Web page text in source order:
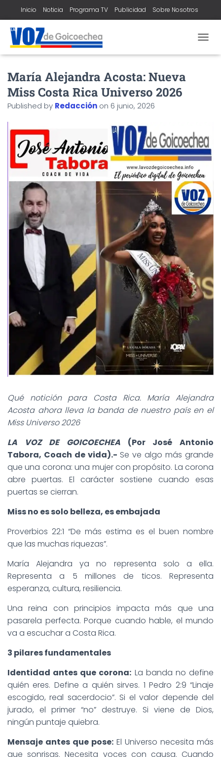
Inicio Noticia Programa TV Publicidad Sobre Nosotros
O
G
A
T
O
N
María Alejandra Acosta: Nueva
Miss Costa Rica Universo 2026
Published by Redacción on 6 junio, 2026
Qué notición para Costa Rica. María Alejandra
Acosta ahora lleva la banda de nuestro país en el
Miss Universo 2026
LA VOZ DE GOICOECHEA (Por José Antonio
Tabora, Coach de vida).- Se ve algo más grande
que una corona: una mujer con propósito. La corona
abre puertas. El carácter sostiene cuando esas
puertas se cierran.
Miss no es solo belleza, es embajada
Proverbios 22:1 “De más estima es el buen nombre
que las muchas riquezas”.
María Alejandra ya no representa solo a ella.
Representa a 5 millones de ticos. Representa
esperanza, cultura, resiliencia.
Una reina con principios impacta más que una
pasarela perfecta. Porque cuando hable, el mundo
va a escuchar a Costa Rica.
3 pilares fundamentales
Identidad antes que corona: La banda no define
quién eres. Define a quién sirves. 1 Pedro 2:9 “Linaje
escogido, real sacerdocio”. Si el valor depende del
jurado, el primer “no” destruye. Si viene de Dios,
ningún puntaje quiebra.
Mensaje antes que pose: El Universo necesita más
que sonrisas. Necesita voces con causa. Cuando